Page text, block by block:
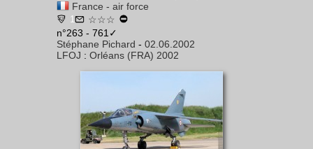
France - air force
1
☆☆☆
n°263 - 761✓
Stéphane Pichard - 02.06.2002
LFOJ : Orléans (FRA) 2002